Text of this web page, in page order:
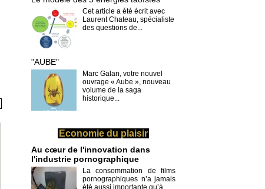
Cet article a été écrit avec
Laurent Chateau, spécialiste
des questions de...
"AUBE"
Marc Galan, votre nouvel
ouvrage « Aube », nouveau
volume de la saga
historique...
Economie du plaisir
Au cœur de l'innovation dans
l'industrie pornographique
La consommation de films
pornographiques n’a jamais
été aussi importante qu’à...